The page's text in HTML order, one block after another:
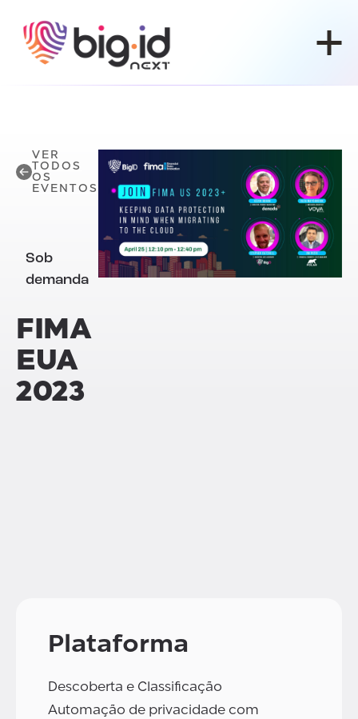
VER
TODOS
OS
EVENTOS
Sob
demanda
FIMA
EUA
2023
Plataforma
Descoberta e Classificação
Automação de privacidade com